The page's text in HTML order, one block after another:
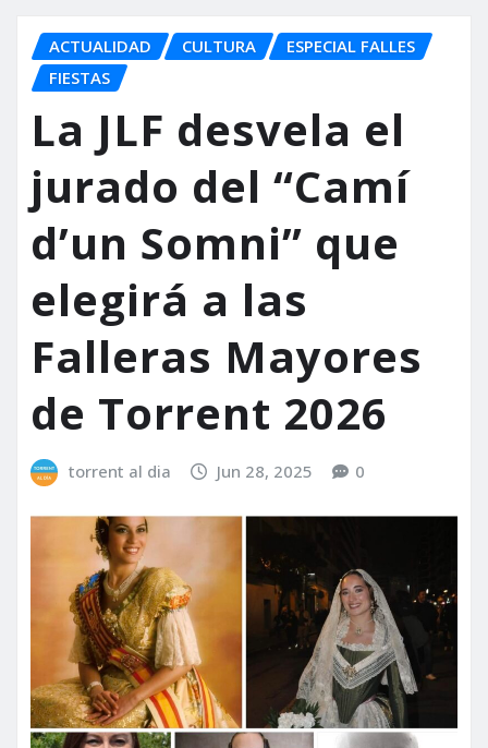
ACTUALIDAD CULTURA
ESPECIAL FALLES
FIESTAS
La JLF desvela el
jurado del “Camí
d’un Somni” que
elegirá a las
Falleras Mayores
de Torrent 2026
torrent al dia Jun 28, 2025 0